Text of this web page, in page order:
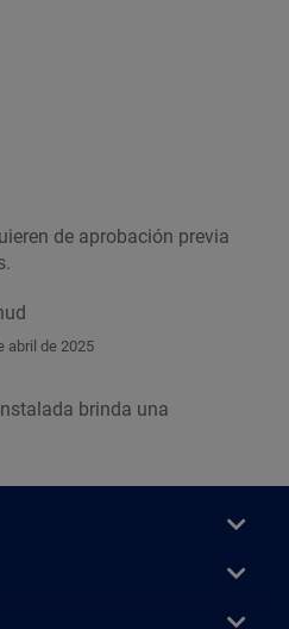
de aprobación previa
abril de 2025
brinda una